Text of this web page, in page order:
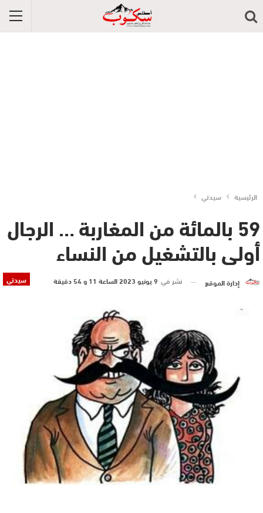
الرئيسية سيدتي
59 بالمائة من المغاربة … الرجال
أولى بالتشغيل من النساء
سيدتي إدارة الموقع نشر في 9 يونيو 2023 الساعة 11 و 54 دقيقة